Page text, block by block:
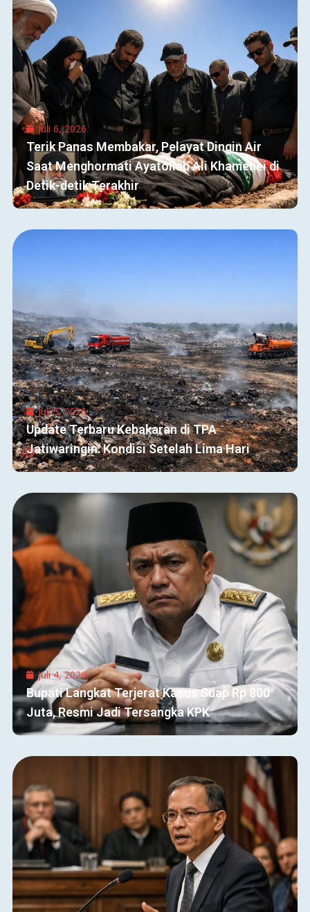
Juli 6, 2026
Terik Panas Membakar, Pelayat Dingin Air
Saat Menghormati Ayatollah Ali Khamenei di
Detik-detik Terakhir
Juli 5, 2026
Update Terbaru Kebakaran di TPA
Jatiwaringin: Kondisi Setelah Lima Hari
Juli 4, 2026
Bupati Langkat Terjerat Kasus Suap Rp 800
Juta, Resmi Jadi Tersangka KPK